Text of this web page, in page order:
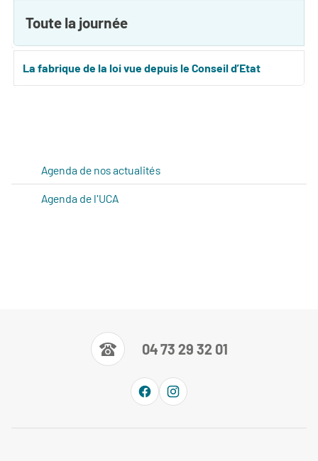
Toute la journée
La fabrique de la loi vue depuis le Conseil d’Etat
Agenda de nos actualités
Agenda de l'UCA
04 73 29 32 01